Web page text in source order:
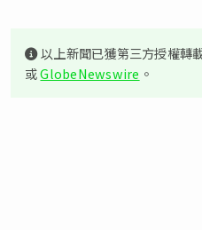
以上新聞已獲第三方授權轉
或GlobeNewswire 。